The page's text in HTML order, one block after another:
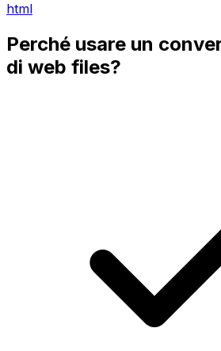
html
Perché usare un
di web files?